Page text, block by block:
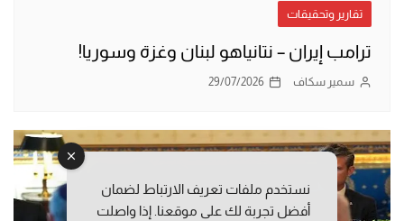
تقارير وتحقيقات
ترامب إيران – نتانياهو لبنان وغزة وسوريا!
سمير سكاف 29/07/2026
نستخدم ملفات تعريف الارتباط لضمان
أفضل تجربة لك على موقعنا. إذا واصلت